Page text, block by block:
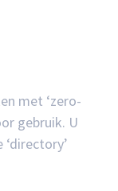
met ‘zero-
gebruik. U